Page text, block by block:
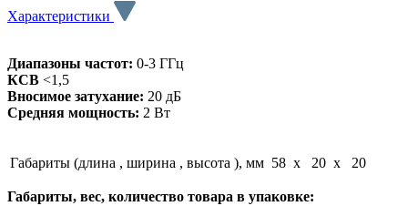
Характеристики
Диапазоны частот: 0-3 ГГц
КСВ <1,5
Вносимое затухание: 20 дБ
Средняя мощность: 2 Вт
Габариты (длина , ширина , высота ), мм 58 x 20 x 20
Габариты, вес, количество товара в упаковке: